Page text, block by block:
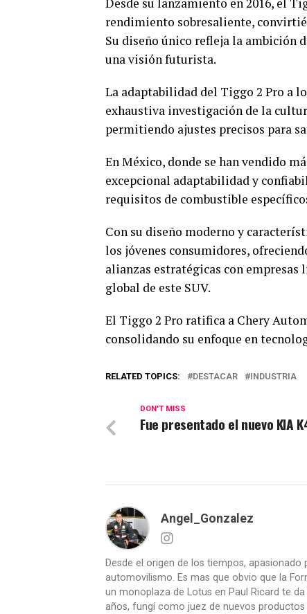
rendimiento sobresaliente,
Su diseño único refleja la ambición
una visión futurista.
La adaptabilidad del Tiggo 2 Pro a
exhaustiva investigación de la
permitiendo ajustes precisos para
En México, donde se han vendido
excepcional adaptabilidad y
requisitos de combustible
Con su diseño moderno y
los jóvenes consumidores,
alianzas estratégicas con
global de este SUV.
El Tiggo 2 Pro ratifica a Chery
consolidando su enfoque en
RELATED TOPICS: DESTACAR INDUSTRIA
DON'T MISS
Fue presentado el nuevo KIA
Angel_Gonzalez
Desde el origen de los tiempos,
automovilismo. Es mas que obvio que la
un monoplaza de Lotus en Paul Ricard te
años, fungí como juez de nuevos